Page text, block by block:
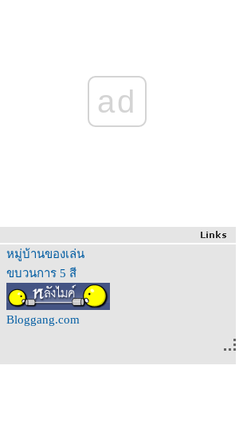
ad
หมู่บ้านของเล่น
ขบวนการ 5 สี
Bloggang.com